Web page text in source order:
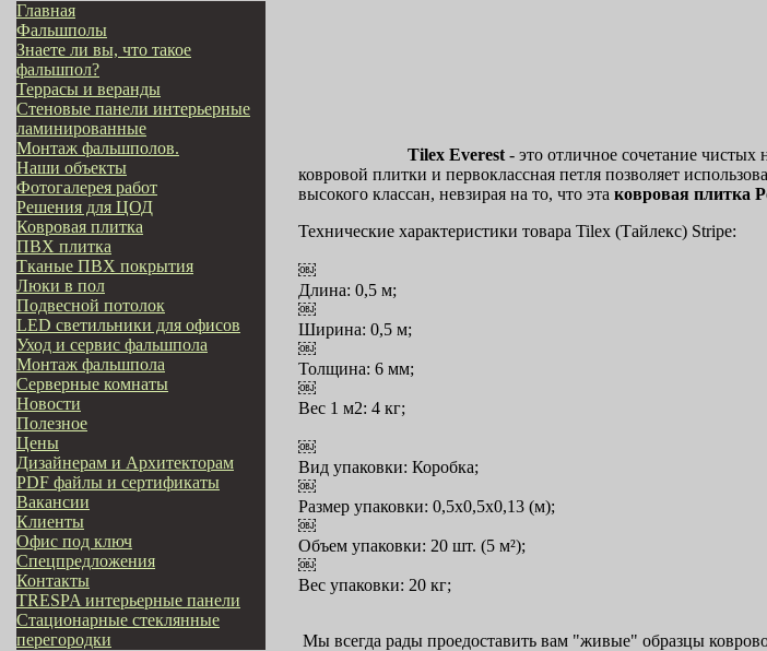
Главная
Фальшполы
Знаете ли вы, что такое
фальшпол?
Террасы и веранды
Стеновые панели интерьерные
ламинированные
Монтаж фальшполов.
Наши объекты
Фотогалерея работ
Решения для ЦОД
Ковровая плитка
ПВХ плитка
Тканые ПВХ покрытия
Люки в пол
Подвесной потолок
LED светильники для офисов
Уход и сервис фальшпола
Монтаж фальшпола
Серверные комнаты
Новости
Полезное
Цены
Дизайнерам и Архитекторам
PDF файлы и сертификаты
Вакансии
Клиенты
Офис под ключ
Cпецпредложения
Контакты
TRESPA интерьерные панели
Стационарные стеклянные
перегородки
Tilex Everest - это отличное сочетание
ковровой плитки и первоклассная петля позволяет
высокого классан, невзирая на то, что эта ковровая плитка
Технические характеристики товара Tilex (Тайлекс) Stripe:
￼
Длина: 0,5 м;
￼
Ширина: 0,5 м;
￼
Толщина: 6 мм;
￼
Вес 1 м2: 4 кг;
￼
Вид упаковки: Коробка;
￼
Размер упаковки: 0,5х0,5х0,13 (м);
￼
Объем упаковки: 20 шт. (5 м²);
￼
Вес упаковки: 20 кг;
Мы всегда рады проедоставить вам "живые" образцы